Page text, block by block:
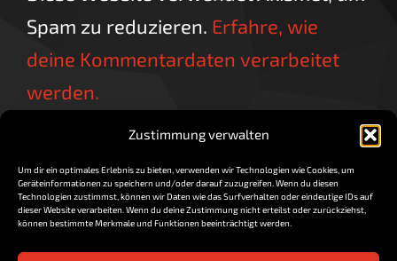
Zustimmung verwalten
Um dir ein optimales Erlebnis zu bieten, verwenden wir Technologien wie Cookies, um
Geräteinformationen zu speichern und/oder darauf zuzugreifen. Wenn du diesen
Technologien zustimmst, können wir Daten wie das Surfverhalten oder eindeutige IDs auf
dieser Website verarbeiten. Wenn du deine Zustimmung nicht erteilst oder zurückziehst,
können bestimmte Merkmale und Funktionen beeinträchtigt werden.
Spam zu reduzieren. Erfahre, wie
deine Kommentardaten verarbeitet
werden.